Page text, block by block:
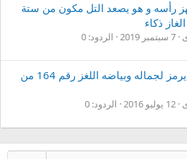
رأسه و هو يصعد التل مكون من ستة
7 سبتمبر 2019
الردود: 0
حل سؤال كوكب اسمه يرمز لجماله وبياضه اللغز رقم 164 من
12 يوليو 2016
الردود: 0